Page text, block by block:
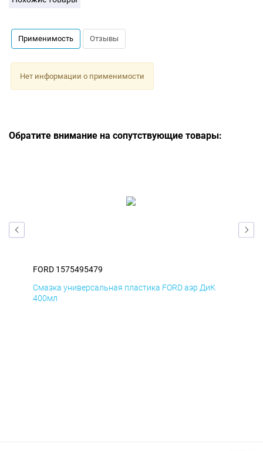
Применимость Отзывы
Нет информации о применимости
Обратите внимание на сопутствующие товары:
FORD 1575495479
Смазка универсальная пластика FORD аэр ДиК
400мл